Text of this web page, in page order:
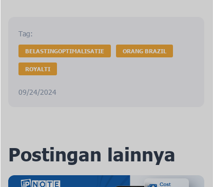
Tag:
BELASTINGOPTIMALISATIE ORANG BRAZIL
ROYALTI
09/24/2024
Postingan lainnya